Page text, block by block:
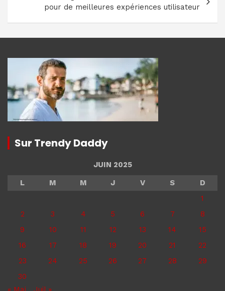
pour de meilleures expériences utilisateur
Sur Trendy Daddy
JUIN 2025
L
M M J V S
D
1
2
3 4 5 6 7
8
9
10 11 12 13 14
15
16
17 18 19 20 21
22
23
24 25 26 27 28
29
30